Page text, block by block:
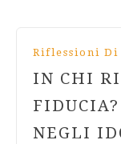
Riflessioni Di
IN CHI
NEGLI